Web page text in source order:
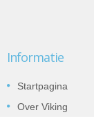
Informatie
Startpagina
Over Viking